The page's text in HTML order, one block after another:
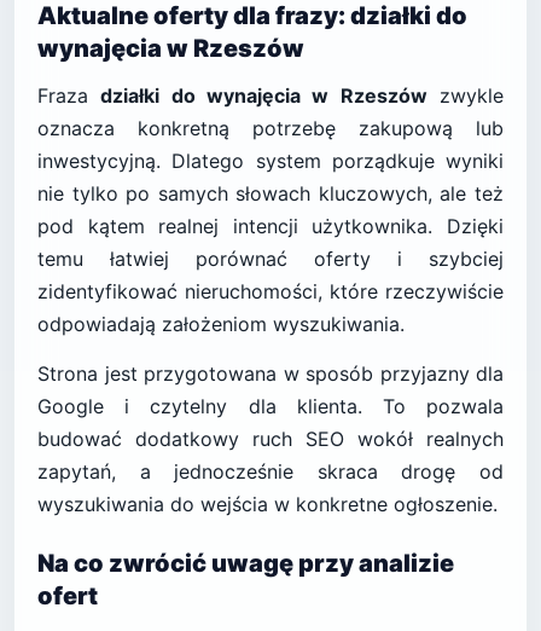
Aktualne oferty dla frazy: działki do
wynajęcia w Rzeszów
Frazadziałki do wynajęcia w Rzeszówzwykle
oznacza konkretną potrzebę zakupową lub
inwestycyjną. Dlatego system porządkuje wyniki
nie tylko po samych słowach kluczowych, ale też
pod kątem realnej intencji użytkownika. Dzięki
temu łatwiej porównać oferty i szybciej
zidentyfikować nieruchomości, które rzeczywiście
odpowiadają założeniom wyszukiwania.
Strona jest przygotowana w sposób przyjazny dla
Google i czytelny dla klienta. To pozwala
budować dodatkowy ruch SEO wokół realnych
zapytań, a jednocześnie skraca drogę od
wyszukiwania do wejścia w konkretne ogłoszenie.
Na co zwrócić uwagę przy analizie
ofert